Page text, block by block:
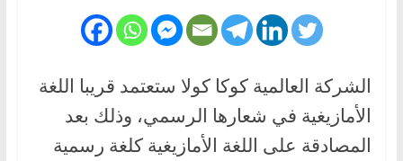
الشركة العالمية كوكا كولا ستعتمد قريبا اللغة
الأمازيغية في شعارها الرسمي، وذلك بعد
المصادقة على اللغة الأمازيغية كلغة رسمية